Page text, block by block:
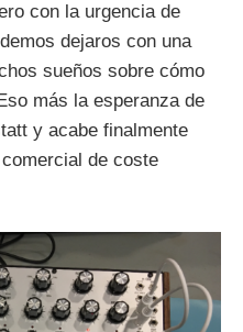
con la urgencia de
dejaros con una
sueños sobre cómo
más la esperanza de
y acabe finalmente
de coste